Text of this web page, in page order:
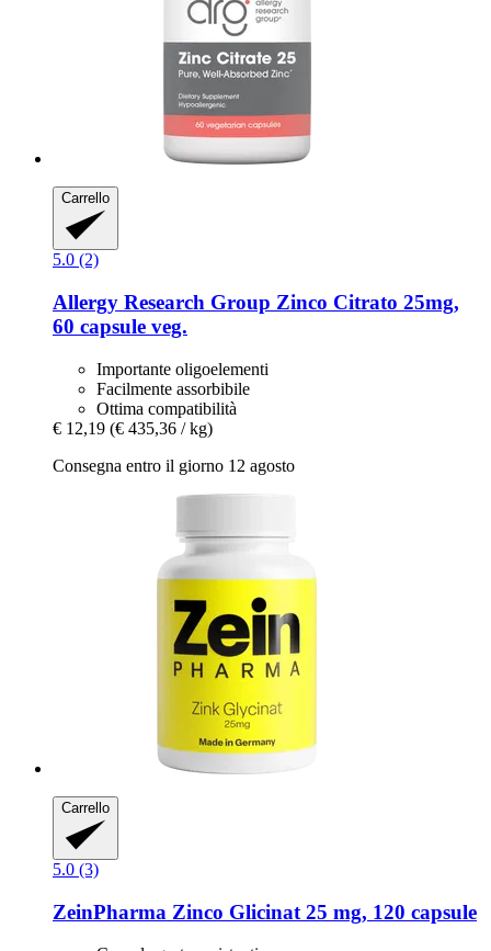
Carrello
5.0 (2)
Allergy Research Group Zinco Citrato 25mg,
60 capsule veg.
Importante oligoelementi
Facilmente assorbibile
Ottima compatibilità
€ 12,19 (€ 435,36 / kg)
Consegna entro il giorno 12 agosto
Carrello
5.0 (3)
ZeinPharma Zinco Glicinat 25 mg, 120 capsule